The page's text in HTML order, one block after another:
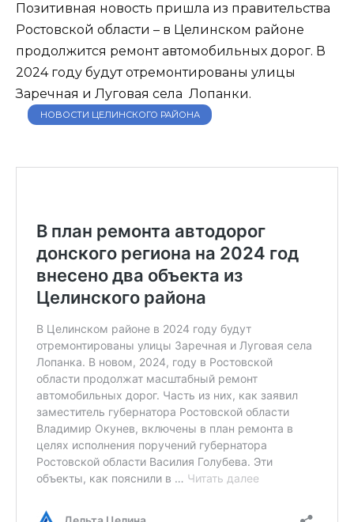
Позитивная новость пришла из правительства
Ростовской области – в Целинском районе
продолжится ремонт автомобильных дорог. В
2024 году будут отремонтированы улицы
Заречная и Луговая села Лопанки.
НОВОСТИ ЦЕЛИНСКОГО РАЙОНА